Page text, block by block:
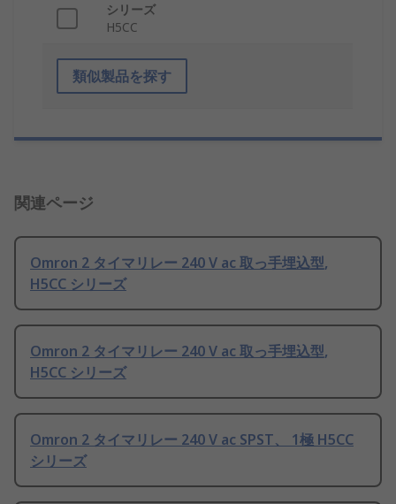
シリーズ
H5CC
類似製品を探す
関連ページ
Omron 2 タイマリレー 240 V ac 取っ手埋込型,
H5CC シリーズ
Omron 2 タイマリレー 240 V ac 取っ手埋込型,
H5CC シリーズ
Omron 2 タイマリレー 240 V ac SPST、 1極 H5CC
シリーズ